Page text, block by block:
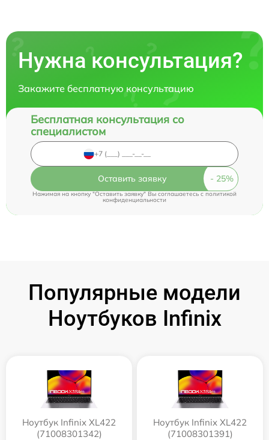
Нужна консультация?
Закажите бесплатную консультацию
Бесплатная консультация со
специалистом
Оставить заявку
Нажимая на кнопку "Оставить заявку" Вы соглашаетесь cполитикой
конфиденциальности
Популярные модели
Ноутбуков Infinix
Ноутбук Infinix XL422
(71008301342)
Ноутбук Infinix XL422
(71008301391)